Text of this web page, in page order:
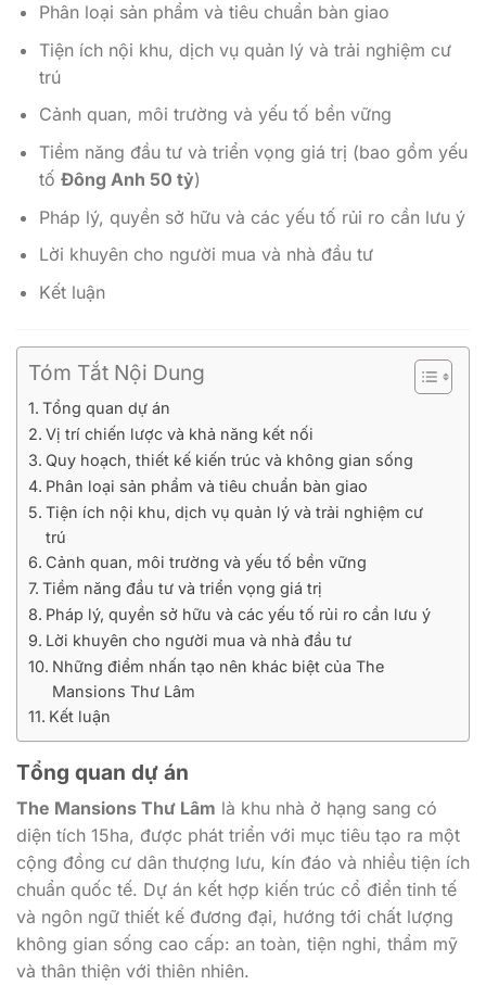
Phân loại sản phẩm và tiêu chuẩn bàn giao
Tiện ích nội khu, dịch vụ quản lý và trải nghiệm cư
trú
Cảnh quan, môi trường và yếu tố bền vững
Tiềm năng đầu tư và triển vọng giá trị (bao gồm yếu
tố Đông Anh 50 tỷ)
Pháp lý, quyền sở hữu và các yếu tố rủi ro cần lưu ý
Lời khuyên cho người mua và nhà đầu tư
Kết luận
Tóm Tắt Nội Dung
Tổng quan dự án
Vị trí chiến lược và khả năng kết nối
Quy hoạch, thiết kế kiến trúc và không gian sống
Phân loại sản phẩm và tiêu chuẩn bàn giao
Tiện ích nội khu, dịch vụ quản lý và trải nghiệm cư
trú
Cảnh quan, môi trường và yếu tố bền vững
Tiềm năng đầu tư và triển vọng giá trị
Pháp lý, quyền sở hữu và các yếu tố rủi ro cần lưu ý
Lời khuyên cho người mua và nhà đầu tư
Những điểm nhấn tạo nên khác biệt của The
Mansions Thư Lâm
Kết luận
Tổng quan dự án
The Mansions Thư Lâm là khu nhà ở hạng sang có
diện tích 15ha, được phát triển với mục tiêu tạo ra một
cộng đồng cư dân thượng lưu, kín đáo và nhiều tiện ích
chuẩn quốc tế. Dự án kết hợp kiến trúc cổ điển tinh tế
và ngôn ngữ thiết kế đương đại, hướng tới chất lượng
không gian sống cao cấp: an toàn, tiện nghi, thẩm mỹ
và thân thiện với thiên nhiên.